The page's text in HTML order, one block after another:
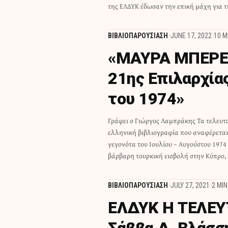
της ΕΛΔΥΚ έδωσαν την επική μάχη για
ΒΙΒΛΙΟΠΑΡΟΥΣΙΑΣΗ JUNE 17, 2022 10
«ΜΑΥΡΑ ΜΠΕΡΕ
21ης
του 1974»
Γράφει ο Γιώργος Λαμπράκης Τα
ελληνική βιβλιογραφία που
γεγονότα του Ιουλίου – Αυγούστου
βάρβαρη τουρκική εισβολή στην Κύπρο,
αξιόλογα συγγράμματα. Βιβλία που
γενικότερο πλαίσιο και τη «μεγάλη
ΒΙΒΛΙΟΠΑΡΟΥΣΙΑΣΗ JULY 27, 2021 2
ΕΛΔΥΚ Η